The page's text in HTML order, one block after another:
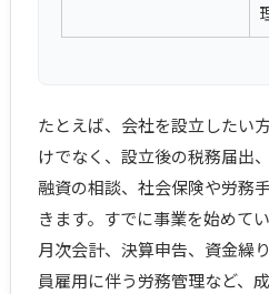
たとえば、会社を設立したい
けでなく、設立後の税務届出
融資の相談、社会保険や労務
きます。すでに事業を始めて
月次会計、決算申告、資金繰
員雇用に伴う労務管理など、